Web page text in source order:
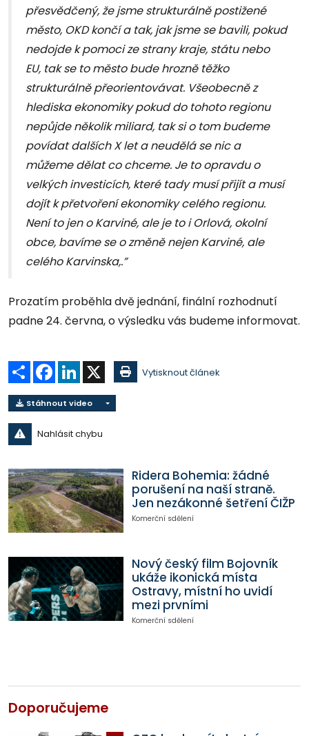
přesvědčený, že jsme strukturálně postižené
město, OKD končí a tak, jak jsme se bavili, pokud
nedojde k pomoci ze strany kraje, státu nebo
EU, tak se to město bude hrozně těžko
strukturálně přeorientovávat. Všeobecně z
hlediska ekonomiky pokud do tohoto regionu
nepůjde několik miliard, tak si o tom budeme
povídat dalších X let a neudělá se nic a
můžeme dělat co chceme. Je to opravdu o
velkých investicích, které tady musí přijít a musí
dojít k přetvoření ekonomiky celého regionu.
Není to jen o Karviné, ale je to i Orlová, okolní
obce, bavíme se o změně nejen Karviné, ale
celého Karvinska,.”
Prozatím proběhla dvě jednání, finální rozhodnutí
padne 24. června, o výsledku vás budeme informovat.
Sdílet Facebook
LinkedIn Vytisknout článek
Stáhnout video
Nahlásit chybu
Ridera Bohemia: žádné
porušení na naší straně.
Jen nezákonné šetření ČIŽP
Komerční sdělení
Nový český film Bojovník
ukáže ikonická místa
Ostravy, místní ho uvidí
mezi prvními
Komerční sdělení
Doporučujeme